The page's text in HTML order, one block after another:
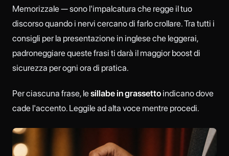
Memorizzale — sono l'impalcatura che regge il tuo
discorso quando i nervi cercano di farlo crollare. Tra tutti i
consigli per la presentazione in inglese che leggerai,
padroneggiare queste frasi ti darà il maggior boost di
sicurezza per ogni ora di pratica.
Per ciascuna frase, lesillabe in grassetto indicano dove
cade l'accento. Leggile ad alta voce mentre procedi.